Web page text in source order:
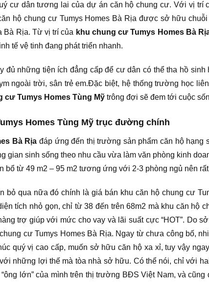
cư dân tương lai của dự án căn hộ chung cư. Với vị
hộ chung cư Tumys Homes Bà Rịa được sở hữu
Bà Rịa. Từ vị trí của khu chung cư Tumys Homes Bà
tế vệ tinh đang phát triển nhanh.
đủ những tiện ích đẳng cấp để cư dân có thể tha hồ
ngoài trời, sân trẻ em.Đặc biệt, hệ thống trường học
cư Tumys Homes Tùng Mỹ trông đợi sẽ đem tới cuộc
Homes Tùng Mỹ trục đường chính
Bà Rịa đáp ứng đến thị trường sản phẩm căn hộ hạng
gian sinh sống theo nhu cầu vừa làm văn phòng kinh
bổ từ 49 m2 – 95 m2 tương ứng với 2-3 phòng ngủ nên
bỏ qua nữa đó chính là giá bán khu căn hộ chung cư
tích nhỏ gọn, chỉ từ 38 đến trên 68m2 mà khu căn hộ
trợ giúp với mức cho vay và lãi suất cực “HOT”. Do
cư Tumys Homes Bà Rịa. Ngay từ chưa công bố,
quý vị cao cấp, muốn sở hữu căn hộ xa xỉ, tuy vậy
những lợi thế mà tòa nhà sở hữu. Có thể nói, chỉ với
lớn” của mình trên thị trường BĐS Việt Nam, và